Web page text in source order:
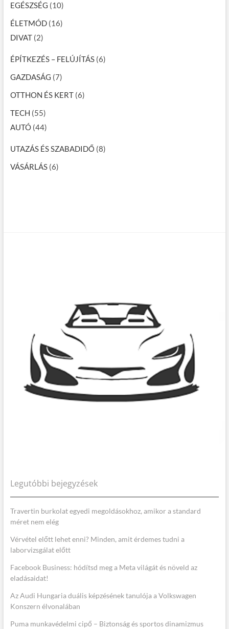
EGÉSZSÉG (10)
ÉLETMÓD(16)
DIVAT(2)
ÉPÍTKEZÉS – FELÚJÍTÁS(6)
GAZDASÁG (7)
OTTHON ÉS KERT(6)
TECH (55)
AUTÓ(44)
UTAZÁS ÉS SZABADIDŐ (8)
VÁSÁRLÁS(6)
Legutóbbi bejegyzések
Travertin burkolat egyedi megoldásokhoz, amikor a standard
méret nem elég
Vérvétel előtt lehet enni? Minden, amit érdemes tudni a
laborvizsgálat előtt
Facebook Business: hódítsd meg a Meta világát és növeld az
eladásaidat!
Az Audi Hungaria duális képzésének tanulója a Volkswagen
Konszern élvonalában
Puma munkavédelmi cipő – Biztonság és sportos dinamizmus